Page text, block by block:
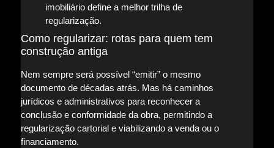
imobiliário define a melhor trilha de
regularização.
Como regularizar: rotas para quem tem
construção antiga
Nem sempre será possível “emitir” o mesmo
documento de décadas atrás. Mas há caminhos
jurídicos e administrativos para reconhecer a
conclusão e conformidade da obra, permitindo a
regularização cartorial e viabilizando a venda ou o
financiamento.